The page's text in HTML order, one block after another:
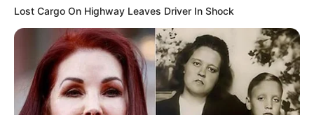
Lost Cargo On Highway Leaves Driver In Shock